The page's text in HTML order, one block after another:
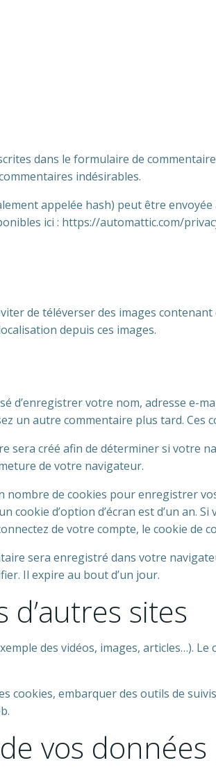
dans le formulaire de
indésirables.
appelée hash) peut être
ici : https://automattic.com/
de téléverser des images
depuis ces images.
votre nom, adresse e-
un autre commentaire plus tard. Ces
sera créé afin de déterminer si votre
de votre navigateur.
de cookies pour enregistrer
cookie d’option d’écran est d’un an.
de votre compte, le cookie de
sera enregistré dans votre
Il expire au bout d’un jour.
sites
des vidéos, images, articles…).
cookies, embarquer des outils de
vos